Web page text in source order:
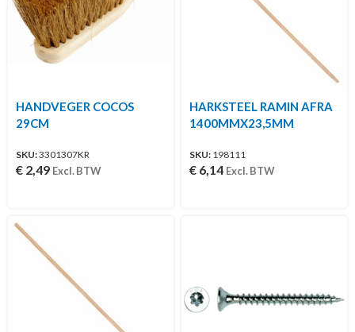
HANDVEGER COCOS
29CM
SKU:3301307KR
€ 2,49 Excl. BTW
HARKSTEEL RAMIN AFRA
1400MMX23,5MM
SKU: 198111
€ 6,14 Excl. BTW